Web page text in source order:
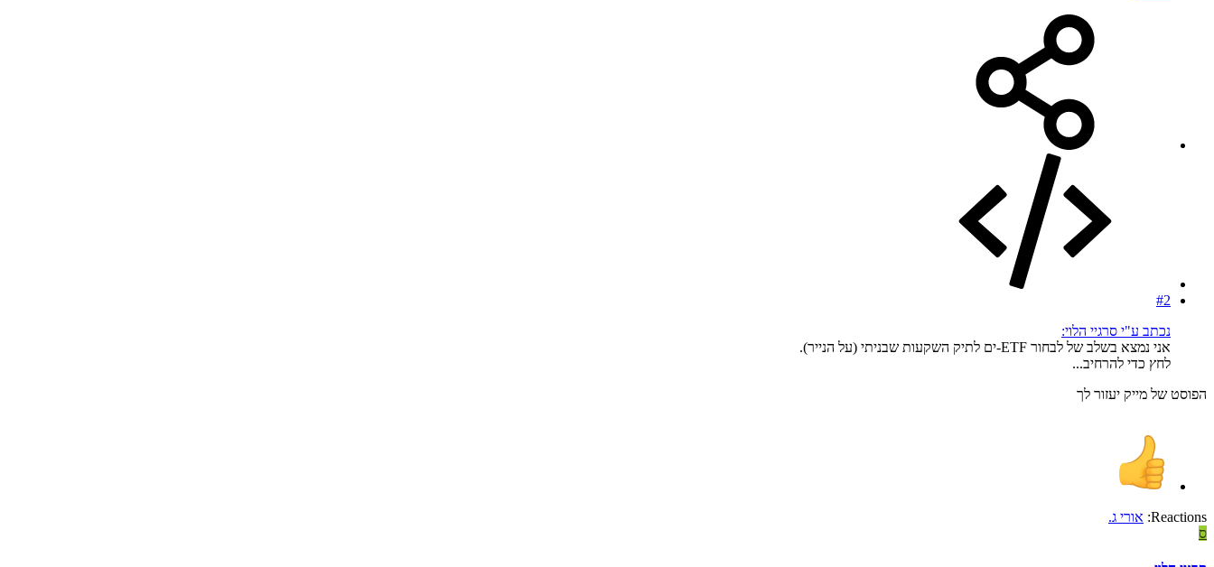
#2
נכתב ע"י סרגיי הלוי:
אני נמצא בשלב של לבחור ETF-ים לתיק השקעות שבניתי (על הנייר).
לחץ כדי להרחיב...
הפוסט של מייק יעזור לך
Reactions: אורי ג.
ס